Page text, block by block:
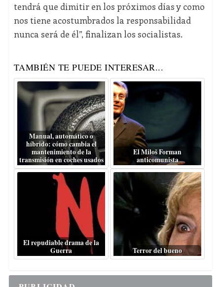
tendrá que dimitir en los próximos días y como
nos tiene acostumbrados la responsabilidad
nunca será de él”, finalizan los socialistas.
TAMBIÉN TE PUEDE INTERESAR...
Manual, automático o
híbrido: cómo cambia el
mantenimiento de la
transmisión en coches usados
El Miloš Forman
anticomunista
El repudiable drama de la
Guerra
Terror del bueno